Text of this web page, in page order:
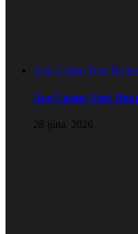
Axe Casino Test:
Axe Casino Test:
28 júna, 2026